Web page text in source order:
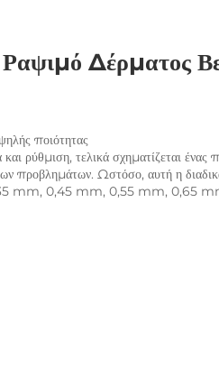
Δέρματος
ποιότητας
ρύθμιση, τελικά σχηματίζεται ένας
προβλημάτων. Ωστόσο, αυτή η
0,35 mm, 0,45 mm, 0,55 mm, 0,65